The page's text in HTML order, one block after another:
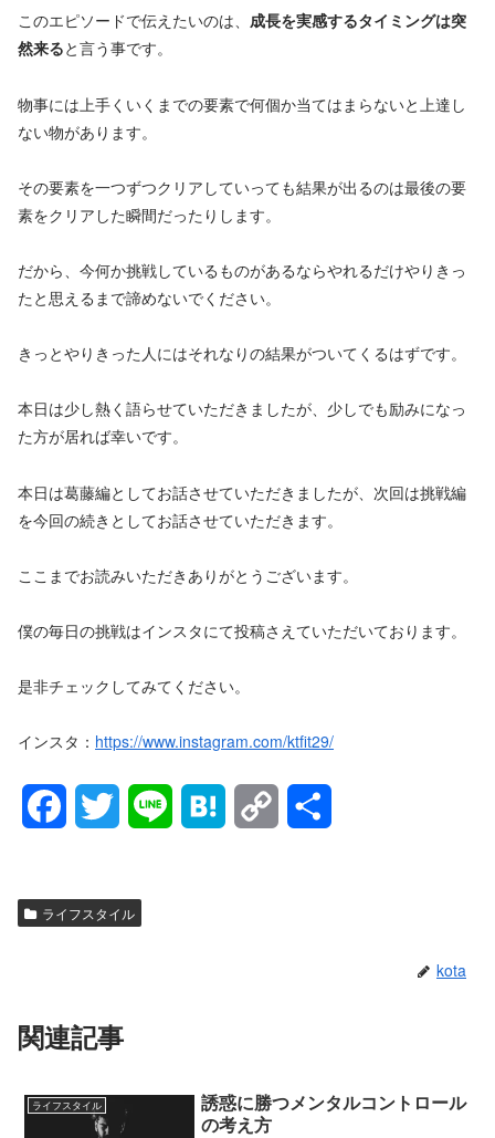
このエピソードで伝えたいのは、 成長を実感するタイミングは突
然来ると言う事です。
物事には上手くいくまでの要素で何個か当てはまらないと上達し
ない物があります。
その要素を一つずつクリアしていっても結果が出るのは最後の要
素をクリアした瞬間だったりします。
だから、今何か挑戦しているものがあるならやれるだけやりきっ
たと思えるまで諦めないでください。
きっとやりきった人にはそれなりの結果がついてくるはずです。
本日は少し熱く語らせていただきましたが、少しでも励みになっ
た方が居れば幸いです。
本日は葛藤編としてお話させていただきましたが、次回は挑戦編
を今回の続きとしてお話させていただきます。
ここまでお読みいただきありがとうございます。
僕の毎日の挑戦はインスタにて投稿さえていただいております。
是非チェックしてみてください。
インスタ： https://www.instagram.com/ktfit29/
c
o
k
i
e
k
ライフスタイル
kota
関連記事
ライフスタイル
誘惑に勝つメンタルコントロール
の考え方